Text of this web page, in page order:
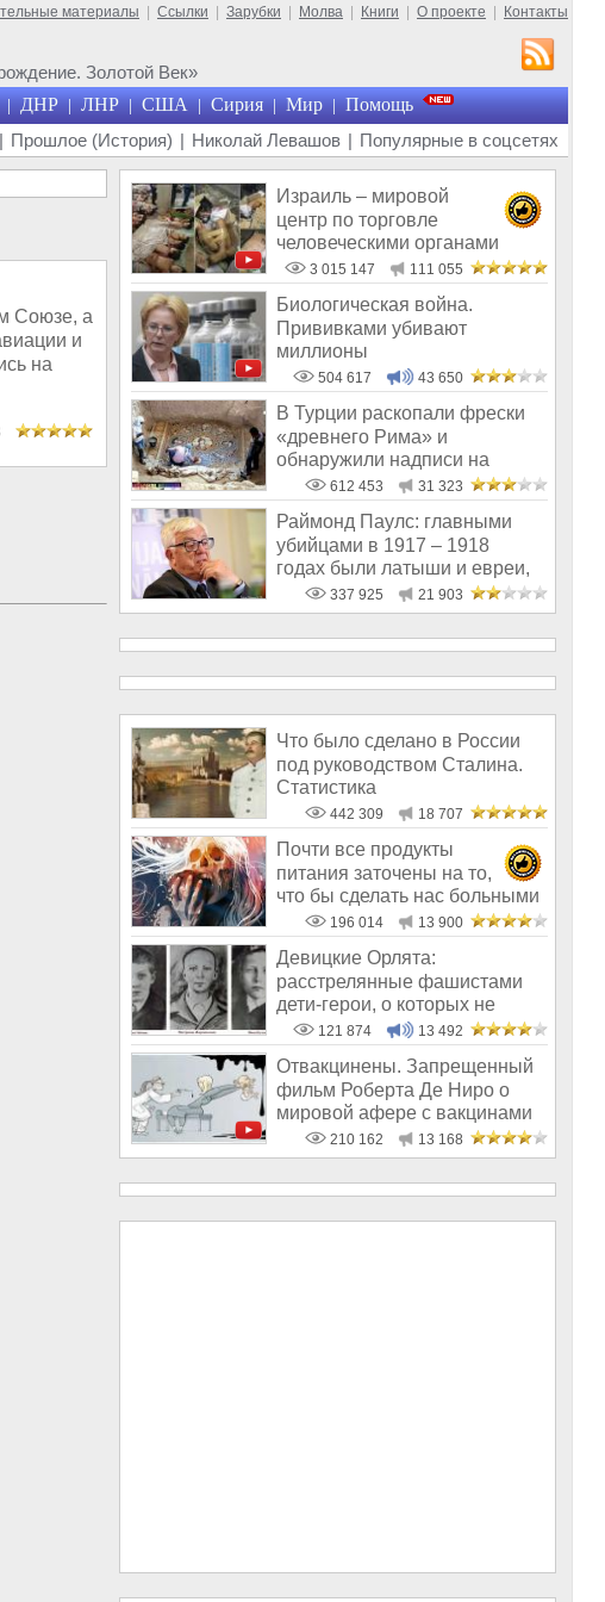
материалы Ссылки Зарубки Молва Книги О проекте Контакты
Золотой Век»
| ДНР | ЛНР | США | Сирия | Мир | Помощь
| Прошлое (История) | Николай Левашов | Популярные в соцсетях
Союзе, а
и
на
Израиль – мировой
центр по торговле
человеческими органами
3 015 147 111 055
Биологическая война.
Прививками убивают
миллионы
504 617 43 650
В Турции раскопали фрески
«древнего Рима» и
обнаружили надписи на
Русском!612 453 31 323
Раймонд Паулс: главными
убийцами в 1917 – 1918
годах были латыши и евреи,
а не русс337 925 21 903
Что было сделано в России
под руководством Сталина.
Статистика
442 309 18 707
Почти все продукты
питания заточены на то,
что бы сделать нас больными
и бесплодным
196 014 13 900
Девицкие Орлята:
расстрелянные фашистами
дети-герои, о которых не
рассказывают в шк
121 874 13 492
Отвакцинены. Запрещенный
фильм Роберта Де Ниро о
мировой афере с вакцинами
210 162 13 168